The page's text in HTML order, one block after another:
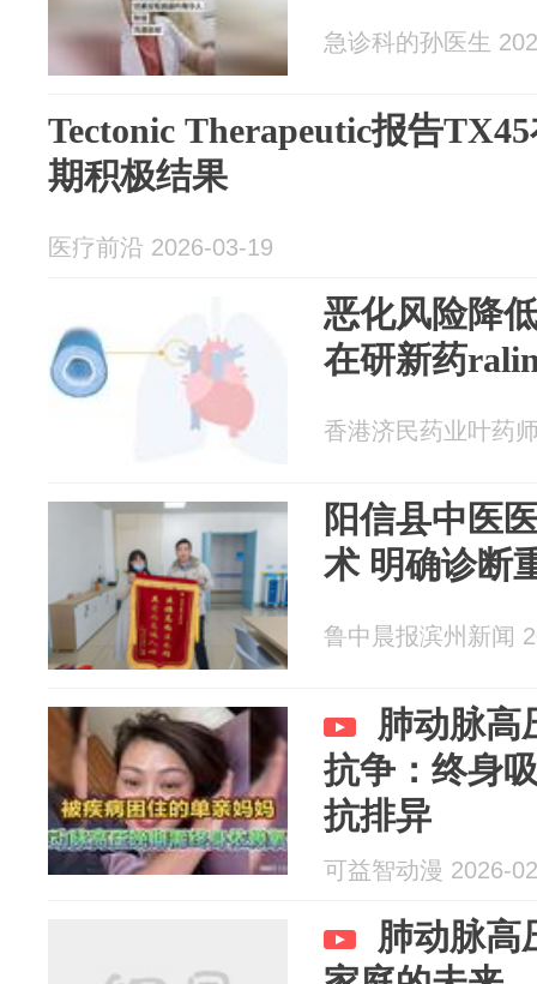
急诊科的孙医生
Tectonic Therapeutic报告
期积极结果
医疗前沿 2026-03-19
恶化风险降
在研新药
香港济民药业叶药
阳信县中医
术 明确诊断
鲁中晨报滨州新闻
肺动脉高
抗争：终身
抗排异
可益智动漫 2026-
肺动脉高